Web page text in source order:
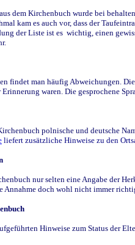
dem Kirchenbuch wurde bei
kam es auch vor, dass der
der Liste ist es wichtig, einen
findet man häufig Abweichungen.
waren. Die gesprochene
polnische und deutsche
liefert zusätzliche Hinweise zu den
nur selten eine Angabe der
Annahme doch wohl nicht immer
Hinweise zum Status der